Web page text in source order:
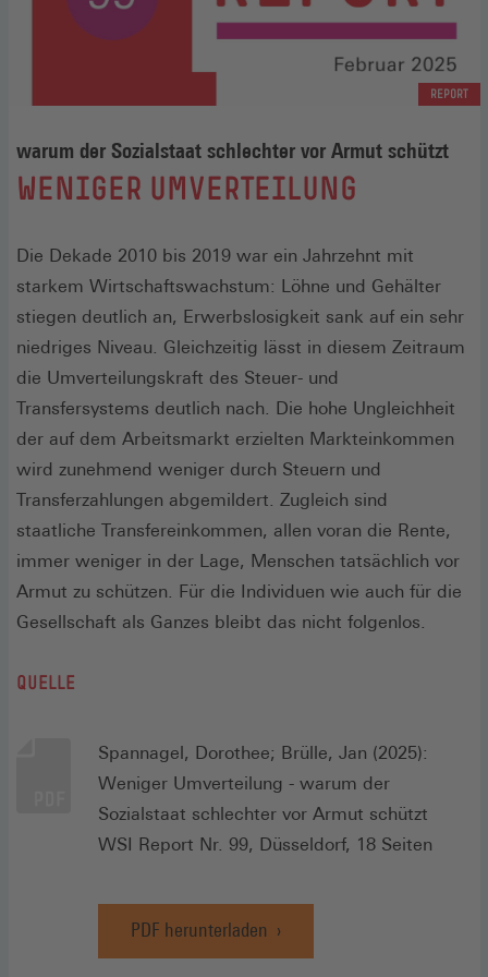
REPORT
warum der Sozialstaat schlechter vor Armut schützt
:
WENIGER UMVERTEILUNG
Die Dekade 2010 bis 2019 war ein Jahrzehnt mit
starkem Wirtschaftswachstum: Löhne und Gehälter
stiegen deutlich an, Erwerbslosigkeit sank auf ein sehr
niedriges Niveau. Gleichzeitig lässt in diesem Zeitraum
die Umverteilungskraft des Steuer- und
Transfersystems deutlich nach. Die hohe Ungleichheit
der auf dem Arbeitsmarkt erzielten Markteinkommen
wird zunehmend weniger durch Steuern und
Transferzahlungen abgemildert. Zugleich sind
staatliche Transfereinkommen, allen voran die Rente,
immer weniger in der Lage, Menschen tatsächlich vor
Armut zu schützen. Für die Individuen wie auch für die
Gesellschaft als Ganzes bleibt das nicht folgenlos.
QUELLE
Spannagel, Dorothee; Brülle, Jan (2025):
Weniger Umverteilung - warum der
Sozialstaat schlechter vor Armut schützt
WSI Report Nr. 99, Düsseldorf, 18 Seiten
PDF herunterladen